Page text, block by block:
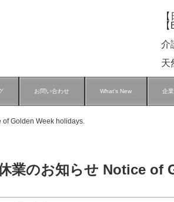
介
天
お問い合わせ What's New 企
of Golden Week holidays.
業のお知らせ Notice of